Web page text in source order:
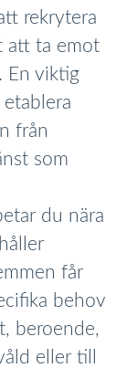
rekrytera
att ta emot
En viktig
från
som
du nära
får
behov
beroende,
eller till